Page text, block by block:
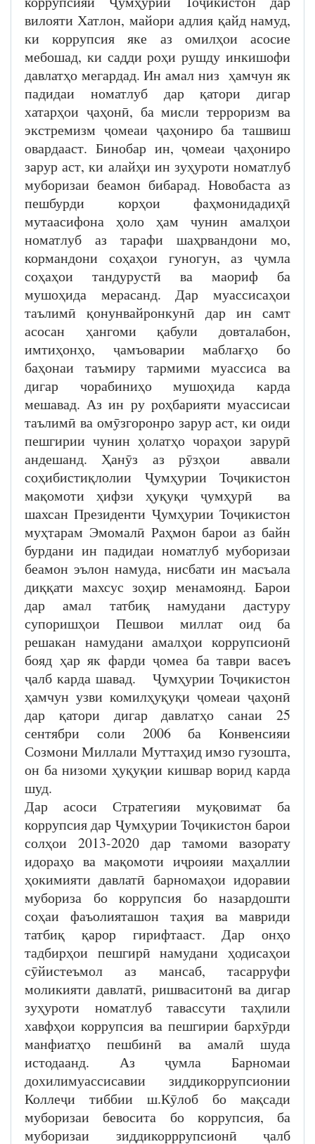
вилояти Хатлон, майори адлия қайд намуд,
ки коррупсия яке аз омилҳои асосие
мебошад, ки садди роҳи рушду инкишофи
давлатҳо мегардад. Ин амал низ ҳамчун як
падидаи номатлуб дар қатори дигар
хатарҳои ҷаҳонӣ, ба мисли терроризм ва
экстремизм ҷомеаи ҷаҳониро ба ташвиш
овардааст. Бинобар ин, ҷомеаи ҷаҳониро
зарур аст, ки алайҳи ин зуҳуроти номатлуб
муборизаи беамон бибарад. Новобаста аз
пешбурди корҳои фаҳмонидадиҳӣ
мутаасифона ҳоло ҳам чунин амалҳои
номатлуб аз тарафи шаҳрвандони мо,
кормандони соҳаҳои гуногун, аз ҷумла
соҳаҳои тандурустӣ ва маориф ба
мушоҳида мерасанд. Дар муассисаҳои
таълимӣ қонунвайронкунӣ дар ин самт
асосан ҳангоми қабули довталабон,
имтиҳонҳо, ҷамъоварии маблағҳо бо
баҳонаи таъмиру тармими муассиса ва
дигар чорабиниҳо мушоҳида карда
мешавад. Аз ин ру роҳбарияти муассисаи
таълимӣ ва омӯзгоронро зарур аст, ки оиди
пешгирии чунин ҳолатҳо чораҳои зарурӣ
андешанд. Ҳанӯз аз рӯзҳои аввали
соҳибистиқлолии Ҷумҳурии Тоҷикистон
мақомоти ҳифзи ҳуқуқи ҷумҳурӣ ва
шахсан Президенти Ҷумҳурии Тоҷикистон
муҳтарам Эмомалӣ Раҳмон барои аз байн
бурдани ин падидаи номатлуб муборизаи
беамон эълон намуда, нисбати ин масъала
диққати махсус зоҳир менамоянд. Барои
дар амал татбиқ намудани дастуру
супоришҳои Пешвои миллат оид ба
решакан намудани амалҳои коррупсионӣ
бояд ҳар як фарди ҷомеа ба таври васеъ
ҷалб карда шавад. Ҷумҳурии Тоҷикистон
ҳамчун узви комилҳуқуқи ҷомеаи ҷаҳонӣ
дар қатори дигар давлатҳо санаи 25
сентябри соли 2006 ба Конвенсияи
Созмони Миллали Муттаҳид имзо гузошта,
он ба низоми ҳуқуқии кишвар ворид карда
шуд.
Дар асоси Стратегияи муқовимат ба
коррупсия дар Ҷумҳурии Тоҷикистон барои
солҳои 2013-2020 дар тамоми вазорату
идораҳо ва мақомоти иҷроияи маҳаллии
ҳокимияти давлатӣ барномаҳои идоравии
мубориза бо коррупсия бо назардошти
соҳаи фаъолияташон таҳия ва мавриди
татбиқ қарор гирифтааст. Дар онҳо
тадбирҳои пешгирӣ намудани ҳодисаҳои
сӯйистеъмол аз мансаб, тасарруфи
моликияти давлатӣ, ришваситонӣ ва дигар
зуҳуроти номатлуб тавассути таҳлили
хавфҳои коррупсия ва пешгирии бархӯрди
манфиатҳо пешбинӣ ва амалӣ шуда
истодаанд. Аз ҷумла Барномаи
дохилимуассисавии зиддикоррупсионии
Коллеҷи тиббии ш.Кӯлоб бо мақсади
муборизаи бевосита бо коррупсия, ба
муборизаи зиддикорррупсионӣ ҷалб